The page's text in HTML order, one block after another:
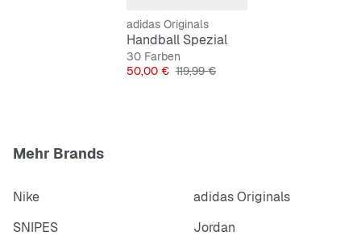
Reguläre Passform
Gummiaußensohle
adidas Originals
Handball Spezial
30 Farben
Preis
50,00 € Originalpreis
119,99 €
Mehr Brands
Nike
adidas Originals
SNIPES
Jordan